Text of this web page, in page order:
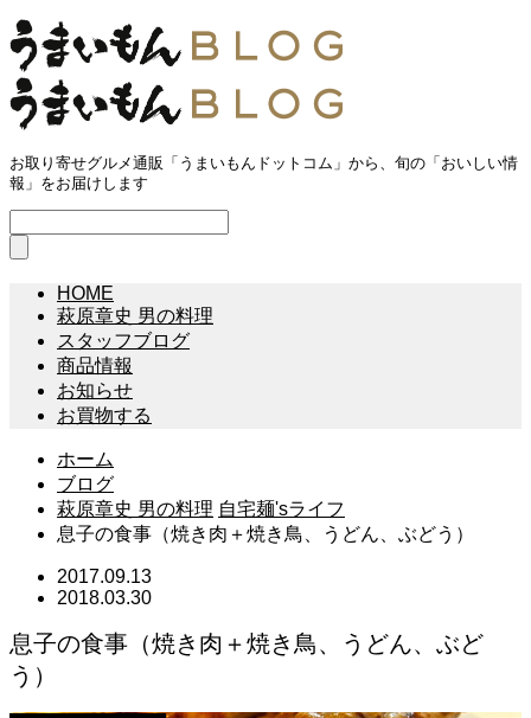
お取り寄せグルメ通販「うまいもんドットコム」から、旬の「おいしい情
報」をお届けします
HOME
萩原章史 男の料理
スタッフブログ
商品情報
お知らせ
お買物する
ホーム
ブログ
萩原章史 男の料理 自宅麺'sライフ
息子の食事（焼き肉＋焼き鳥、うどん、ぶどう）
2017.09.13
2018.03.30
息子の食事（焼き肉＋焼き鳥、うどん、ぶど
う）